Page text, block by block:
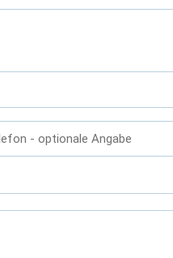
- optionale Angabe